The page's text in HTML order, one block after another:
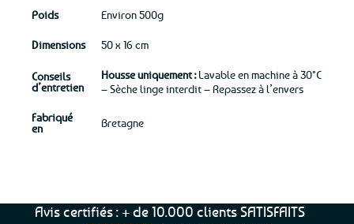
Poids Environ 500g
Dimensions 50 x 16 cm
Conseils
d’entretien
Housse uniquement :Lavable en machine à 30°C
– Sèche linge interdit – Repassez à l’envers
Fabriqué
en
Bretagne
Avis certifiés : + de 10.000 clients SATISFAITS